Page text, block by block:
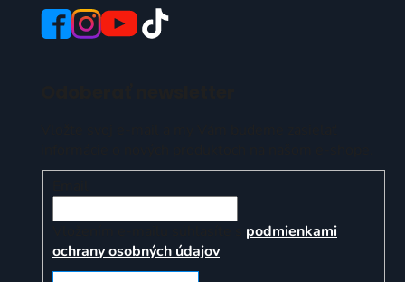
podmienkami
ochrany osobných údajov